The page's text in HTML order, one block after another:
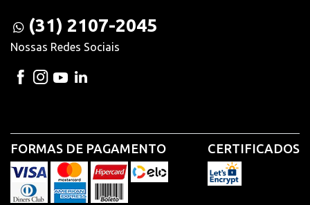
(31) 2107-2045
Nossas Redes Sociais
FORMAS DE PAGAMENTO CERTIFICADOS